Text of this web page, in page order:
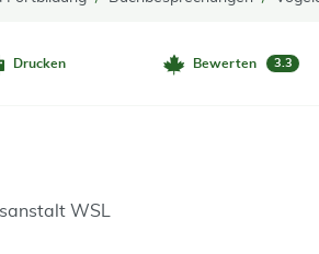
Drucken Bewerten 3.3
WSL